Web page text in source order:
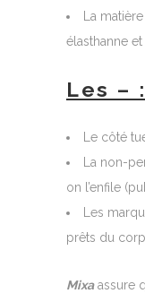
La
élasthanne
Les – :
Le côté
La non-
on l’enfile
Les
prêts du
Mixaassure